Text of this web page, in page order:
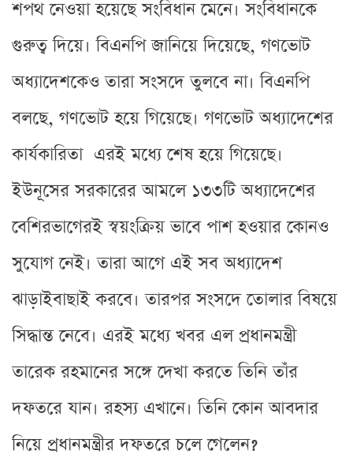
শপথ নেওয়া হয়েছে সংবিধান মেনে। সংবিধানকে
গুরুত্ব দিয়ে। বিএনপি জানিয়ে দিয়েছে, গণভোট
অধ্যাদেশকেও তারা সংসদে তুলবে না। বিএনপি
বলছে, গণভোট হয়ে গিয়েছে। গণভোট অধ্যাদেশের
কার্যকারিতা এরই মধ্যে শেষ হয়ে গিয়েছে।
ইউনূসের সরকারের আমলে ১৩৩টি অধ্যাদেশের
বেশিরভাগেরই স্বয়ংক্রিয় ভাবে পাশ হওয়ার কোনও
সুযোগ নেই। তারা আগে এই সব অধ্যাদেশ
ঝাড়াইবাছাই করবে। তারপর সংসদে তোলার বিষয়ে
সিদ্ধান্ত নেবে। এরই মধ্যে খবর এল প্রধানমন্ত্রী
তারেক রহমানের সঙ্গে দেখা করতে তিনি তাঁর
দফতরে যান। রহস্য এখানে। তিনি কোন আবদার
নিয়ে প্রধানমন্ত্রীর দফতরে চলে গেলেন?